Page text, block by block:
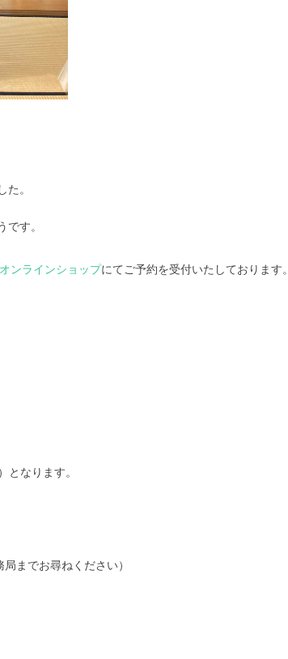
。
す。
ンラインショップにてご予約を受付いたしております。
なります。
までお尋ねください）